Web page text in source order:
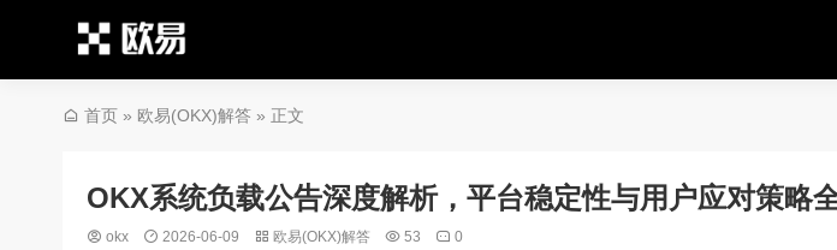
首页 » 欧易(OKX)解答 » 正文
OKX系统负载公告深度解析，平台稳定性与用户应对策略
okx 2026-06-09 欧易(OKX)解答 53 0